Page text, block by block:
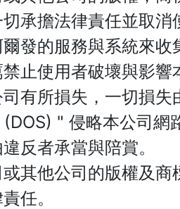
切承擔法律責任並
發的服務與系統來收
止使用者破壞與影
有所損失，一切損
" 侵略本公司網
違反者承當與陪賞。
其他公司的版權及
任。